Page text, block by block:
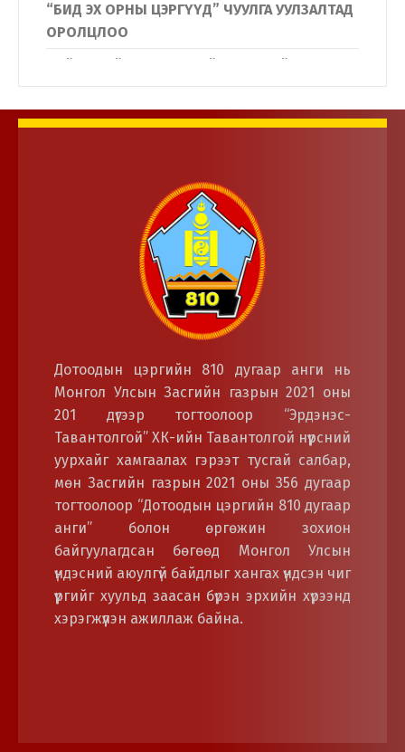
“БИД ЭХ ОРНЫ ЦЭРГҮҮД” ЧУУЛГА УУЛЗАЛТАД
ОРОЛЦЛОО
Дотоодын цэргийн байгууллагын үйл
ажиллагаатай танилцлаа.
Дотоодын цэргийн 810 дугаар анги нь
Монгол Улсын Засгийн газрын 2021 оны
201 дүгээр тогтоолоор “Эрдэнэс-
Тавантолгой” ХК-ийн Тавантолгой нүүрсний
уурхайг хамгаалах гэрээт тусгай салбар,
мөн Засгийн газрын 2021 оны 356 дугаар
тогтоолоор “Дотоодын цэргийн 810 дугаар
анги” болон өргөжин зохион
байгуулагдсан бөгөөд Монгол Улсын
үндэсний аюулгүй байдлыг хангах үндсэн чиг
үүргийг хуульд заасан бүрэн эрхийн хүрээнд
хэрэгжүүлэн ажиллаж байна.